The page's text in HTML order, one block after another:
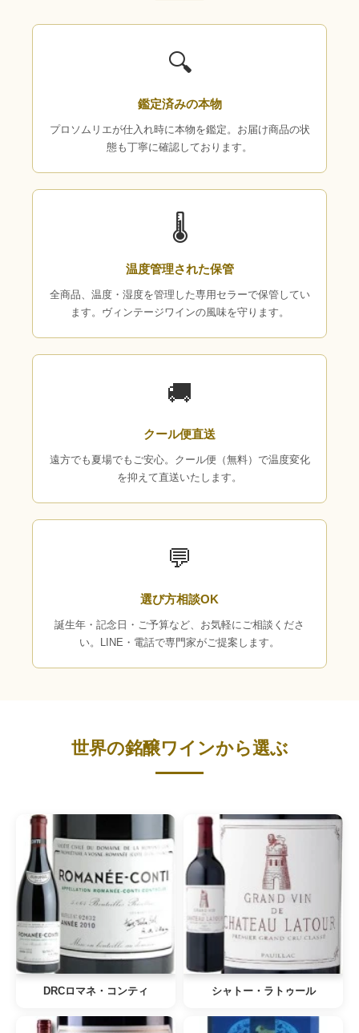
🔍
鑑定済みの本物
プロソムリエが仕入れ時に本物を鑑定。お届け商品の状
態も丁寧に確認しております。
🌡
温度管理された保管
全商品、温度・湿度を管理した専用セラーで保管してい
ます。ヴィンテージワインの風味を守ります。
🚚
クール便直送
遠方でも夏場でもご安心。クール便（無料）で温度変化
を抑えて直送いたします。
💬
選び方相談OK
誕生年・記念日・ご予算など、お気軽にご相談くださ
い。LINE・電話で専門家がご提案します。
世界の銘醸ワインから選ぶ
DRCロマネ・コンティ シャトー・ラトゥール